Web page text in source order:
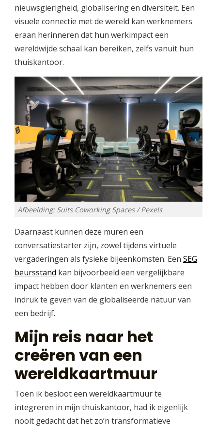
nieuwsgierigheid, globalisering en diversiteit. Een
visuele connectie met de wereld kan werknemers
eraan herinneren dat hun werkimpact een
wereldwijde schaal kan bereiken, zelfs vanuit hun
thuiskantoor.
Afbeelding: Suits Coworking Spaces / Pexels
Daarnaast kunnen deze muren een
conversatiestarter zijn, zowel tijdens virtuele
vergaderingen als fysieke bijeenkomsten. Een SEG
beursstand kan bijvoorbeeld een vergelijkbare
impact hebben door klanten en werknemers een
indruk te geven van de globaliseerde natuur van
een bedrijf.
Mijn reis naar het
creëren van een
wereldkaartmuur
Toen ik besloot een wereldkaartmuur te
integreren in mijn thuiskantoor, had ik eigenlijk
nooit gedacht dat het zo’n transformatieve